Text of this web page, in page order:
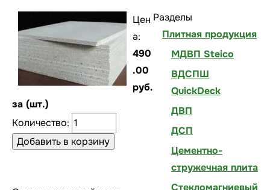
Цен
а:
490
.00
руб.
за (шт.)
Количество:
Разделы
Плитная продукция
МДВП Steico
ВДСПШ
QuickDeck
ДВП
ДСП
Цементно-
стружечная плита
Стекломагниевый